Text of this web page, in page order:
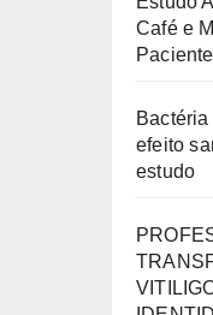
Café e
efeito
estudo